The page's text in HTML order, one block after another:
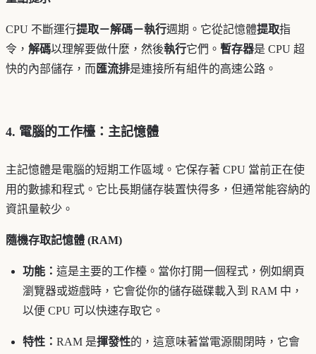
CPU 不斷運行提取－解碼－執行週期。它從記憶體提取指
令， 解碼以理解要做什麼，然後執行它們。 暫存器是 CPU 超
快的內部儲存，而 匯流排是連接所有組件的高速公路。
4. 電腦的工作檯：主記憶體
主記憶體是電腦的短期工作區域。它保存著 CPU 當前正在使
用的數據和程式。它比長期儲存裝置快得多，但通常能容納的
資訊量較少。
隨機存取記憶體 (RAM)
功能： 這是主要的工作檯。當你打開一個程式，例如網頁
瀏覽器或遊戲時，它會從你的儲存磁碟載入到 RAM 中，
以便 CPU 可以快速存取它。
特性： RAM 是揮發性的，這意味著當電源關閉時，它會